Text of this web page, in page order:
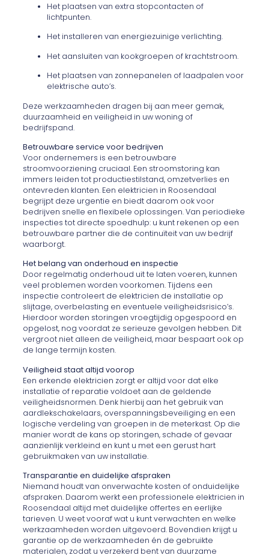
Het plaatsen van extra stopcontacten of
lichtpunten.
Het installeren van energiezuinige verlichting.
Het aansluiten van kookgroepen of krachtstroom.
Het plaatsen van zonnepanelen of laadpalen voor
elektrische auto’s.
Deze werkzaamheden dragen bij aan meer gemak,
duurzaamheid en veiligheid in uw woning of
bedrijfspand.
Betrouwbare service voor bedrijven
Voor ondernemers is een betrouwbare
stroomvoorziening cruciaal. Een stroomstoring kan
immers leiden tot productiestilstand, omzetverlies en
ontevreden klanten. Een elektricien in Roosendaal
begrijpt deze urgentie en biedt daarom ook voor
bedrijven snelle en flexibele oplossingen. Van periodieke
inspecties tot directe spoedhulp: u kunt rekenen op een
betrouwbare partner die de continuïteit van uw bedrijf
waarborgt.
Het belang van onderhoud en inspectie
Door regelmatig onderhoud uit te laten voeren, kunnen
veel problemen worden voorkomen. Tijdens een
inspectie controleert de elektricien de installatie op
slijtage, overbelasting en eventuele veiligheidsrisico’s.
Hierdoor worden storingen vroegtijdig opgespoord en
opgelost, nog voordat ze serieuze gevolgen hebben. Dit
vergroot niet alleen de veiligheid, maar bespaart ook op
de lange termijn kosten.
Veiligheid staat altijd voorop
Een erkende elektricien zorgt er altijd voor dat elke
installatie of reparatie voldoet aan de geldende
veiligheidsnormen. Denk hierbij aan het gebruik van
aardlekschakelaars, overspanningsbeveiliging en een
logische verdeling van groepen in de meterkast. Op die
manier wordt de kans op storingen, schade of gevaar
aanzienlijk verkleind en kunt u met een gerust hart
gebruikmaken van uw installatie.
Transparantie en duidelijke afspraken
Niemand houdt van onverwachte kosten of onduidelijke
afspraken. Daarom werkt een professionele elektricien in
Roosendaal altijd met duidelijke offertes en eerlijke
tarieven. U weet vooraf wat u kunt verwachten en welke
werkzaamheden worden uitgevoerd. Bovendien krijgt u
garantie op de werkzaamheden én de gebruikte
materialen, zodat u verzekerd bent van duurzame